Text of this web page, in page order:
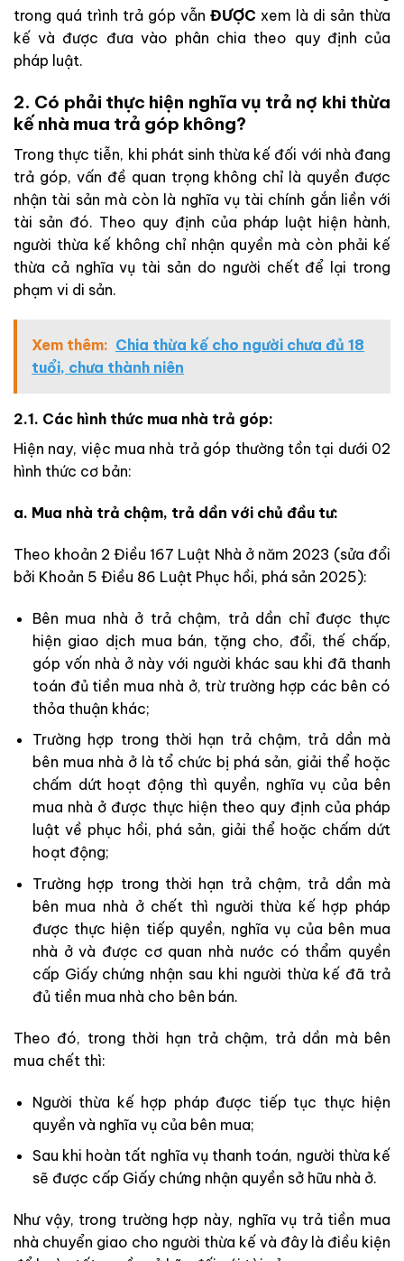
trong quá trình trả góp vẫn ĐƯỢC xem là di sản thừa
kế và được đưa vào phân chia theo quy định của
pháp luật.
2. Có phải thực hiện nghĩa vụ trả nợ khi thừa
kế nhà mua trả góp không?
Trong thực tiễn, khi phát sinh thừa kế đối với nhà đang
trả góp, vấn đề quan trọng không chỉ là quyền được
nhận tài sản mà còn là nghĩa vụ tài chính gắn liền với
tài sản đó. Theo quy định của pháp luật hiện hành,
người thừa kế không chỉ nhận quyền mà còn phải kế
thừa cả nghĩa vụ tài sản do người chết để lại trong
phạm vi di sản.
Xem thêm: Chia thừa kế cho người chưa đủ 18
tuổi, chưa thành niên
2.1. Các hình thức mua nhà trả góp:
Hiện nay, việc mua nhà trả góp thường tồn tại dưới 02
hình thức cơ bản:
a. Mua nhà trả chậm, trả dần với chủ đầu tư:
Theo khoản 2 Điều 167 Luật Nhà ở năm 2023 (sửa đổi
bởi Khoản 5 Điều 86 Luật Phục hồi, phá sản 2025):
Bên mua nhà ở trả chậm, trả dần chỉ được thực
hiện giao dịch mua bán, tặng cho, đổi, thế chấp,
góp vốn nhà ở này với người khác sau khi đã thanh
toán đủ tiền mua nhà ở, trừ trường hợp các bên có
thỏa thuận khác;
Trường hợp trong thời hạn trả chậm, trả dần mà
bên mua nhà ở là tổ chức bị phá sản, giải thể hoặc
chấm dứt hoạt động thì quyền, nghĩa vụ của bên
mua nhà ở được thực hiện theo quy định của pháp
luật về phục hồi, phá sản, giải thể hoặc chấm dứt
hoạt động;
Trường hợp trong thời hạn trả chậm, trả dần mà
bên mua nhà ở chết thì người thừa kế hợp pháp
được thực hiện tiếp quyền, nghĩa vụ của bên mua
nhà ở và được cơ quan nhà nước có thẩm quyền
cấp Giấy chứng nhận sau khi người thừa kế đã trả
đủ tiền mua nhà cho bên bán.
Theo đó, trong thời hạn trả chậm, trả dần mà bên
mua chết thì:
Người thừa kế hợp pháp được tiếp tục thực hiện
quyền và nghĩa vụ của bên mua;
Sau khi hoàn tất nghĩa vụ thanh toán, người thừa kế
sẽ được cấp Giấy chứng nhận quyền sở hữu nhà ở.
Như vậy, trong trường hợp này, nghĩa vụ trả tiền mua
nhà chuyển giao cho người thừa kế và đây là điều kiện